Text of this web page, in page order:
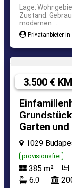
Lage:
Zustand:
modernen ...
Privatanbieter in
3.500 € KM
Garten
1029
provisionsfrei
385 m²
6.0